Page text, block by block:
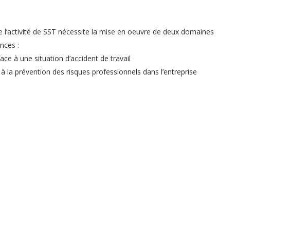
l’activité de SST nécessite la mise en oeuvre de deux domaines
:
à une situation d’accident de travail
la prévention des risques professionnels dans l’entreprise